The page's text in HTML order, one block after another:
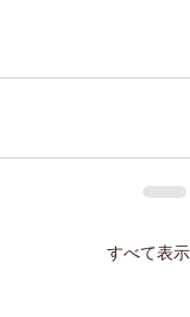
すべて表示